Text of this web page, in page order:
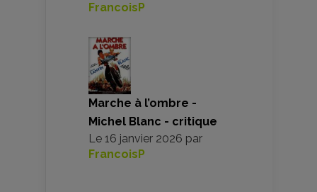
FrancoisP
Marche à l’ombre -
Michel Blanc - critique
Le 16 janvier 2026 par
FrancoisP